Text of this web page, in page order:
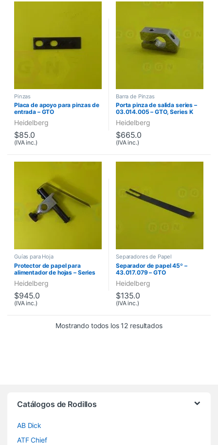
Pinzas
Placa de apoyo para pinzas de
entrada – GTO
Heidelberg
$85.0
(IVA inc.)
Barra de Pinzas
Porta pinza de salida series –
03.014.005 – GTO, Series K
Heidelberg
$665.0
(IVA inc.)
Guías para Hoja
Protector de papel para
alimentador de hojas – Series
K, Series M, GTO
Heidelberg
$945.0
(IVA inc.)
Separadores de Papel
Separador de papel 45º –
43.017.079 – GTO
Heidelberg
$135.0
(IVA inc.)
Mostrando todos los 12 resultados
Catálogos de Rodillos
AB Dick
ATF Chief